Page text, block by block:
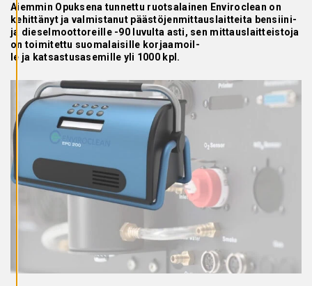
L
L
Ä
K
A
I
H
Y
Y
K
S
Aiemmin Opuksena tunnettu ruotsalainen Enviroclean on
kehittänyt ja valmistanut päästöjenmittauslaitteita bensiini-
ja dieselmoottoreille -90 luvulta asti, sen mittauslaitteistoja
on toimitettu suomalaisille korjaamoil-
le ja katsastusasemille yli 1000 kpl.